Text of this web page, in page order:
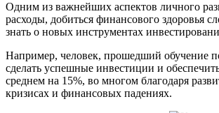
Одним из важнейших аспектов личного
расходы, добиться финансового здоровья
знать о новых инструментах
Например, человек, прошедший обучение
сделать успешные инвестиции и
среднем на 15%, во многом благодаря
кризисах и финансовых падениях.